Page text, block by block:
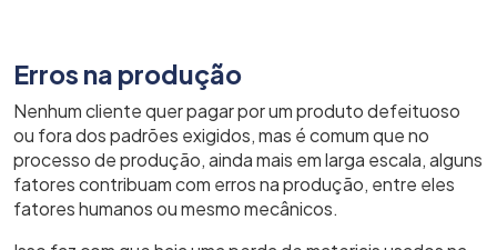
Erros na produção
Nenhum cliente quer pagar por um produto defeituoso
ou fora dos padrões exigidos, mas é comum que no
processo de produção, ainda mais em larga escala, alguns
fatores contribuam com erros na produção, entre eles
fatores humanos ou mesmo mecânicos.